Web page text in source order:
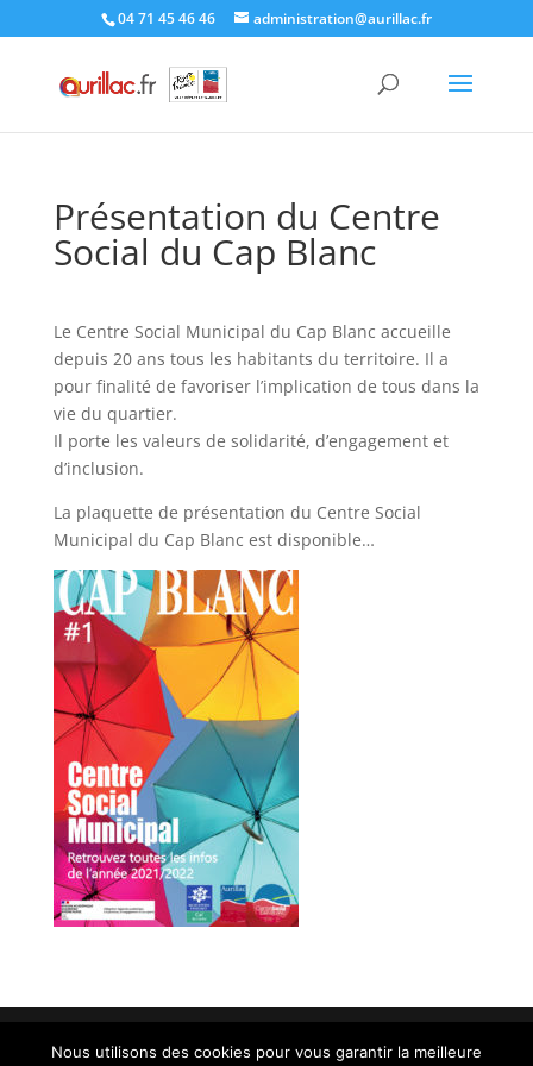
04 71 45 46 46 administration@aurillac.fr
Présentation du Centre
Social du Cap Blanc
Le Centre Social Municipal du Cap Blanc accueille
depuis 20 ans tous les habitants du territoire. Il a
pour finalité de favoriser l’implication de tous dans la
vie du quartier.
Il porte les valeurs de solidarité, d’engagement et
d’inclusion.
La plaquette de présentation du Centre Social
Municipal du Cap Blanc est disponible…
Nous utilisons des cookies pour vous garantir la meilleure